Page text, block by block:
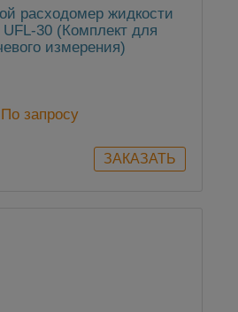
расходомер жидкости
30 (Комплект для
измерения)
По запросу